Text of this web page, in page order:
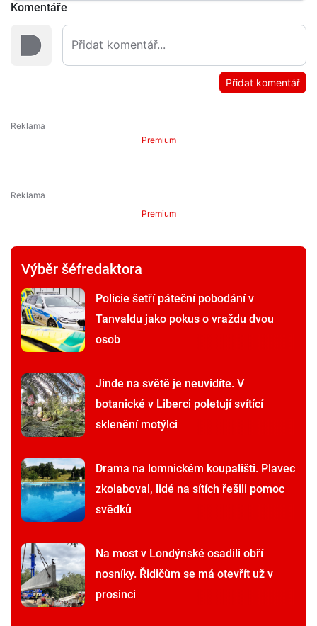
Komentáře
Přidat komentář
Premium
Premium
Výběr šéfredaktora
Policie šetří páteční pobodání v
Tanvaldu jako pokus o vraždu dvou
osob
Jinde na světě je neuvidíte. V
botanické v Liberci poletují svítící
sklenění motýlci
Drama na lomnickém koupališti. Plavec
zkolaboval, lidé na sítích řešili pomoc
svědků
Na most v Londýnské osadili obří
nosníky. Řidičům se má otevřít už v
prosinci